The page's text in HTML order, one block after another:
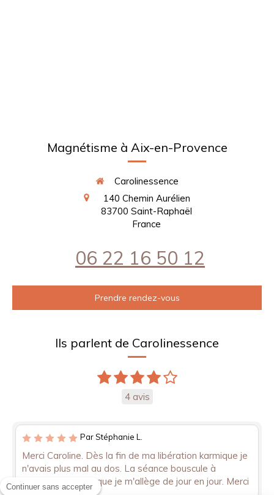
Magnétisme à Aix-en-Provence
Carolinessence
140 Chemin Aurélien
83700 Saint-Raphaël
France
06 22 16 50 12
Prendre rendez-vous
Ils parlent de Carolinessence
4 avis
Par Stéphanie L.
Merci Caroline. Dès la fin de ma libération karmique je
n'avais plus mal au dos. La séance bouscule à
l'intérieur, je sens que je m'allège de jour en jour. Merci
Continuer sans accepter